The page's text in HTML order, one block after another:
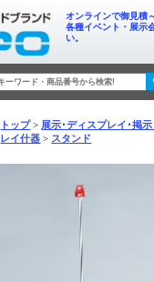
オンラインで御見積
各種イベント・展示
い。
トップ 展示･ディスプレイ･掲
レイ什器
スタンド